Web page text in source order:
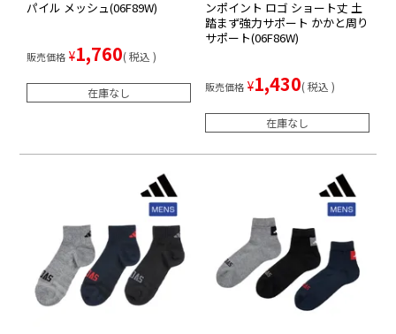
パイル メッシュ(06F89W)
販売価格 ¥1,760 税込
在庫なし
ンポイント ロゴ ショート丈 土
踏まず強力サポート かかと周り
サポート(06F86W)
販売価格 ¥1,430 税込
在庫なし